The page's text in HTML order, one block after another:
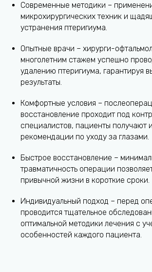
Современные методики –
микрохирургических техник и
устранения птеригиума.
Опытные врачи – хирурги-
многолетним стажем успешно
удалению птеригиума, гарантируя
результаты.
Комфортные условия –
восстановление проходит под
специалистов, пациенты получают
рекомендации по уходу за глазами.
Быстрое восстановление –
травматичность операции
привычной жизни в короткие сроки.
Индивидуальный подход – перед
проводится тщательное
оптимальной методики лечения с
особенностей каждого пациента.